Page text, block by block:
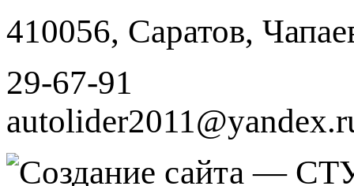
410056, Саратов,
29-67-91